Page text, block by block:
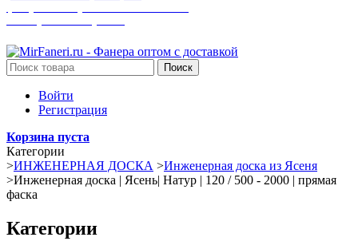
Поиск
Войти
Регистрация
Корзина пуста
Категории
>ИНЖЕНЕРНАЯ ДОСКА >Инженерная доска из Ясеня
>Инженерная доска | Ясень| Натур | 120 / 500 - 2000 | прямая
фаска
Категории